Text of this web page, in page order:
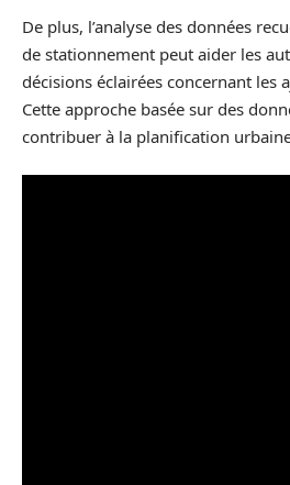
De plus, l’analyse des données
de stationnement peut aider les
décisions éclairées concernant les
Cette approche basée sur des
contribuer à la planification